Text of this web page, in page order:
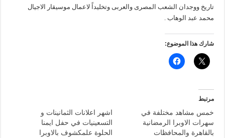
تاريخ ووجدان الشعب المصرى والعربى وتخليداً لاعمال موسيقار الاجيال
محمد عبد الوهاب .
شارك هذا الموضوع:
مرتبط
خمس مشاهد مختلفة في
سهرات الاوبرا الرمضانية
بالقاهرة والمحافظات
اشهر اعلانات الثمانينات و
التسعينيات في حفل ايمنا
الحلوة علمكشوف بالاوبرا